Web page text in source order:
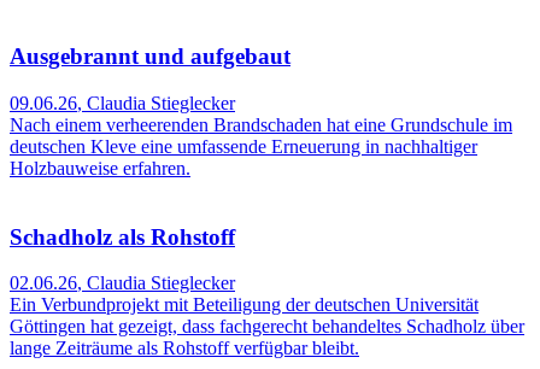
Ausgebrannt und aufgebaut
09.06.26, Claudia Stieglecker
Nach einem verheerenden Brandschaden hat eine Grundschule im
deutschen Kleve eine umfassende Erneuerung in nachhaltiger
Holzbauweise erfahren.
Schadholz als Rohstoff
02.06.26, Claudia Stieglecker
Ein Verbundprojekt mit Beteiligung der deutschen Universität
Göttingen hat gezeigt, dass fachgerecht behandeltes Schadholz über
lange Zeiträume als Rohstoff verfügbar bleibt.